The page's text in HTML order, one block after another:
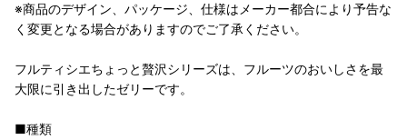
※商品のデザイン、パッケージ、仕様はメーカー都合により予告な
く変更となる場合がありますのでご了承ください。
フルティシエちょっと贅沢シリーズは、フルーツのおいしさを最
大限に引き出したゼリーです。
■種類